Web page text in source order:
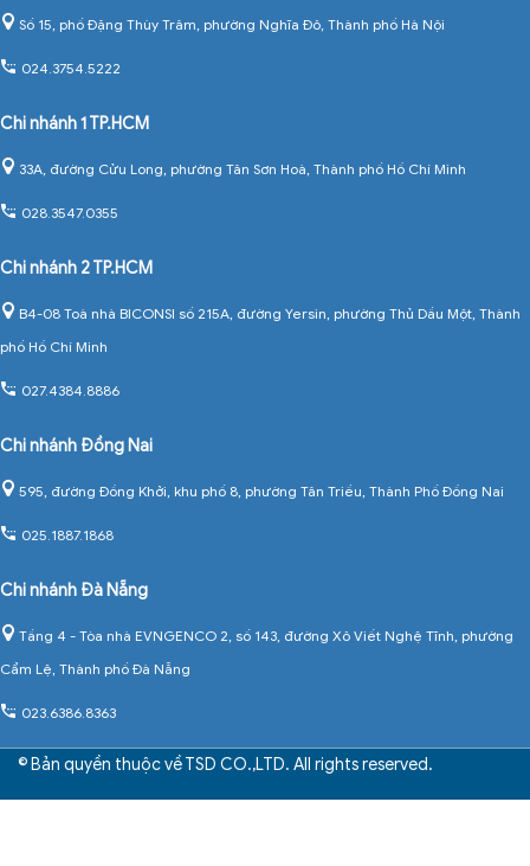
Số 15, phố Đặng Thùy Trâm, phường Nghĩa Đô, Thành phố Hà Nội
024.3754.5222
Chi nhánh 1 TP.HCM
33A, đường Cửu Long, phường Tân Sơn Hoà, Thành phố Hồ Chí Minh
028.3547.0355
Chi nhánh 2 TP.HCM
B4-08 Toà nhà BICONSI số 215A, đường Yersin, phường Thủ Dầu Một, Thành
phố Hồ Chí Minh
027.4384.8886
Chi nhánh Đồng Nai
595, đường Đồng Khởi, khu phố 8, phường Tân Triều, Thành Phố Đồng Nai
025.1887.1868
Chi nhánh Đà Nẵng
Tầng 4 - Tòa nhà EVNGENCO 2, số 143, đường Xô Viết Nghệ Tĩnh, phường
Cẩm Lệ, Thành phố Đà Nẵng
023.6386.8363
© Bản quyền thuộc về TSD CO.,LTD. All rights reserved.